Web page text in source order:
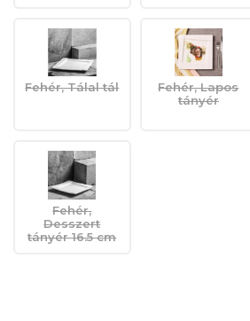
Fehér, Tálal tál
Fehér, Lapos
tányér
Fehér,
Desszert
tányér 16.5 cm